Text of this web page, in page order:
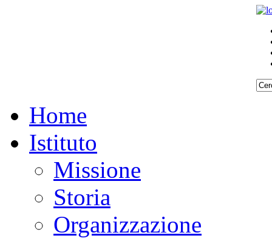
Home
Istituto
Missione
Storia
Organizzazione